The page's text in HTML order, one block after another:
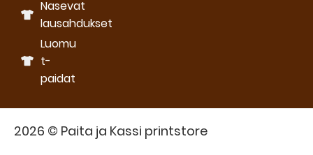
Nasevat
lausahdukset
Luomu
t-
paidat
2026 © Paita ja Kassi printstore